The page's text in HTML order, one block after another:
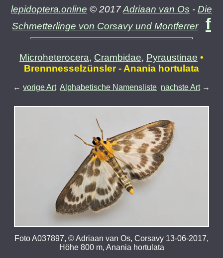
lepidoptera.online © 2017Adriaan van Os - Die
Schmetterlinge von Corsavy und Montferrer
f
Microheterocera, Crambidae, Pyraustinae •
Brennnesselzünsler - Anania hortulata
← vorige Art Alphabetische Namensliste nachste Art→
Foto A037897, © Adriaan van Os, Corsavy 13-06-2017,
Höhe 800 m, Anania hortulata